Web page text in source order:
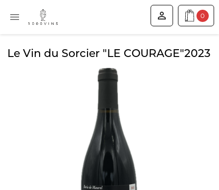
 0

Le Vin du Sorcier "LE COURAGE"2023